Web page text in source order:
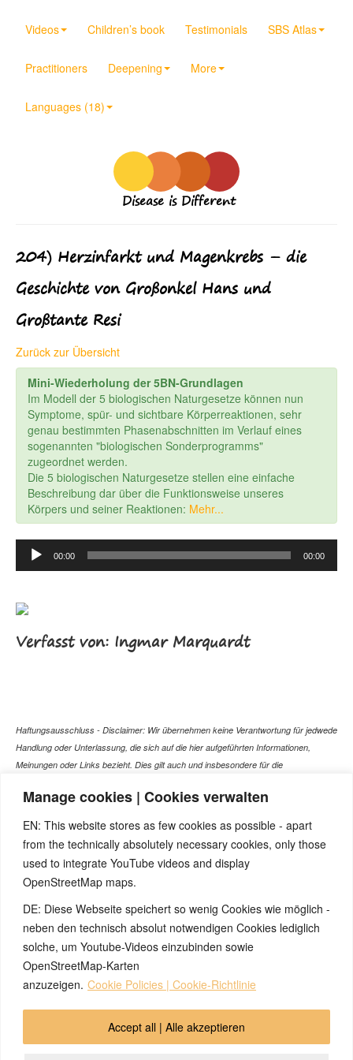
Manage cookies | Cookies verwalten
EN: This website stores as few cookies as possible - apart
from the technically absolutely necessary cookies, only those
used to integrate YouTube videos and display
OpenStreetMap maps.
DE: Diese Webseite speichert so wenig Cookies wie möglich -
neben den technisch absolut notwendigen Cookies lediglich
solche, um Youtube-Videos einzubinden sowie
OpenStreetMap-Karten
anzuzeigen. Cookie Policies | Cookie-Richtlinie
Accept all | Alle akzeptieren
Videos Children’s book Testimonials SBS Atlas
Practitioners Deepening More
Languages (18)
Disease is Different
204) Herzinfarkt und Magenkrebs – die
Geschichte von Großonkel Hans und
Großtante Resi
Zurück zur Übersicht
Mini-Wiederholung der 5BN-Grundlagen
Im Modell der 5 biologischen Naturgesetze können nun
Symptome, spür- und sichtbare Körperreaktionen, sehr
genau bestimmten Phasenabschnitten im Verlauf eines
sogenannten "biologischen Sonderprogramms"
zugeordnet werden.
Die 5 biologischen Naturgesetze stellen eine einfache
Beschreibung dar über die Funktionsweise unseres
Körpers und seiner Reaktionen: Mehr...
Audio
Player
00:00 00:00
Verfasst von: Ingmar Marquardt
Haftungsausschluss - Disclaimer: Wir übernehmen keine Verantwortung für jedwede
Handlung oder Unterlassung, die sich auf die hier aufgeführten Informationen,
Meinungen oder Links bezieht. Dies gilt auch und insbesondere für die
Gespräch mit dem Arzt Ihres Vertrauens darstellen können. Bei den Texten auf
Versuch einer Diagnose oder Behandlung! Wir übernehmen keinerlei Gewähr für die
Korrektheit, Aktualität, Vollständigkeit oder Qualität der Informationen auf dieser
Website. Zusätzlich müssen wir jede Haftung oder Garantie ausschließen. Dies gilt
auch für alle Verweise (Links), die direkt oder indirekt angeboten werden. Wir
können für die Inhalte solcher externen Sites, die Sie mittels eines Links oder
sonstiger Hinweise erreichen, keine Verantwortung übernehmen. Ferner haften wir
nicht für direkte oder indirekte Schäden, die auf Informationen zurückgeführt werden
können, die auf diesen externen Websites stehen
© 2026 by Ingmar Marquardt
Impressum Privacy Policy